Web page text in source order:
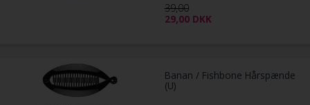
39,00
29,00 DKK
Banan / Fishbone Hårspænde
(U)